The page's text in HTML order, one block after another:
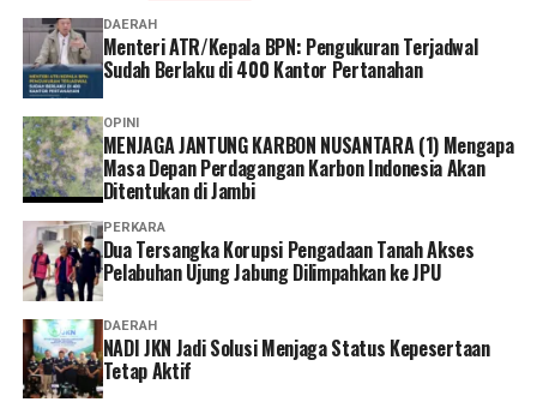
DAERAH
Menteri ATR/Kepala BPN: Pengukuran Terjadwal
Sudah Berlaku di 400 Kantor Pertanahan
OPINI
MENJAGA JANTUNG KARBON NUSANTARA (1) Mengapa
Masa Depan Perdagangan Karbon Indonesia Akan
Ditentukan di Jambi
PERKARA
Dua Tersangka Korupsi Pengadaan Tanah Akses
Pelabuhan Ujung Jabung Dilimpahkan ke JPU
DAERAH
NADI JKN Jadi Solusi Menjaga Status Kepesertaan
Tetap Aktif